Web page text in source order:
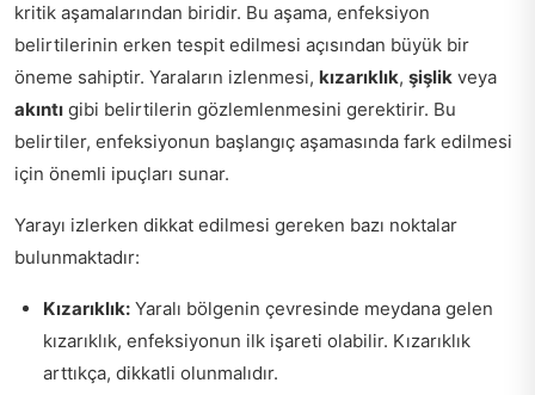
kritik aşamalarından biridir. Bu aşama, enfeksiyon
belirtilerinin erken tespit edilmesi açısından büyük bir
öneme sahiptir. Yaraların izlenmesi, kızarıklık, şişlik veya
akıntı gibi belirtilerin gözlemlenmesini gerektirir. Bu
belirtiler, enfeksiyonun başlangıç aşamasında fark edilmesi
için önemli ipuçları sunar.
Yarayı izlerken dikkat edilmesi gereken bazı noktalar
bulunmaktadır:
Kızarıklık: Yaralı bölgenin çevresinde meydana gelen
kızarıklık, enfeksiyonun ilk işareti olabilir. Kızarıklık
arttıkça, dikkatli olunmalıdır.